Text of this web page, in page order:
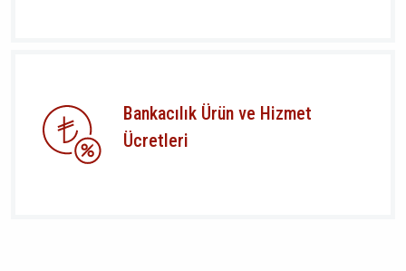
Bankacılık Ürün ve Hizmet
Ücretleri